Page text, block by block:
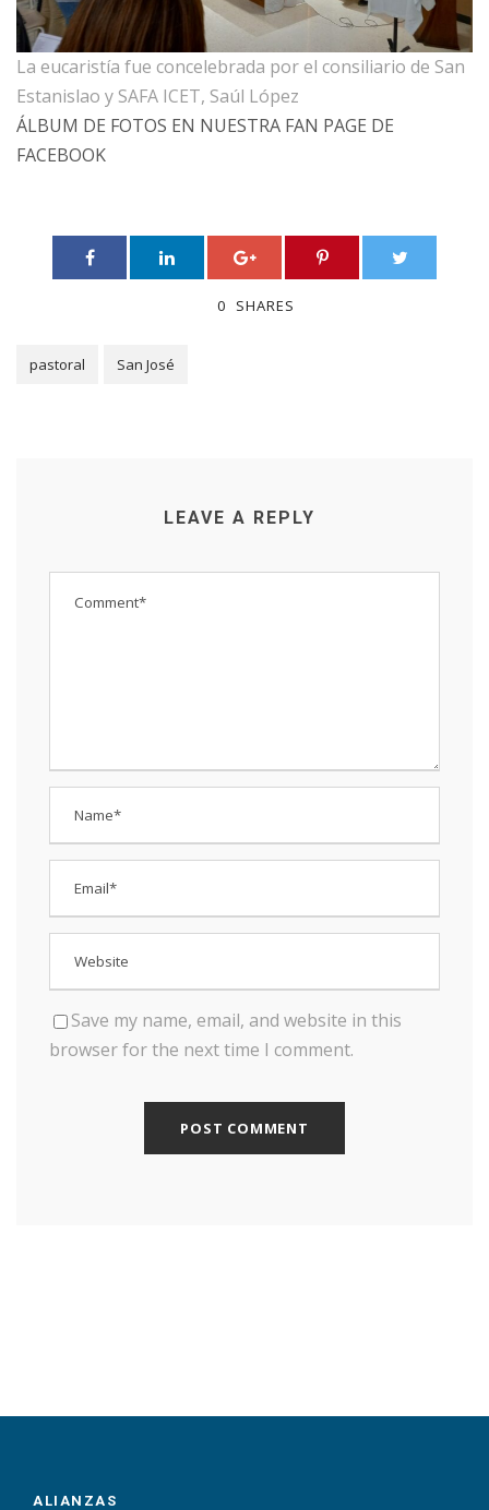
La eucaristía fue concelebrada por el consiliario de San
Estanislao y SAFA ICET, Saúl López
ÁLBUM DE FOTOS EN NUESTRA FAN PAGE DE
FACEBOOK
0 SHARES
pastoral San José
LEAVE A REPLY
Save my name, email, and website in this
browser for the next time I comment.
ALIANZAS